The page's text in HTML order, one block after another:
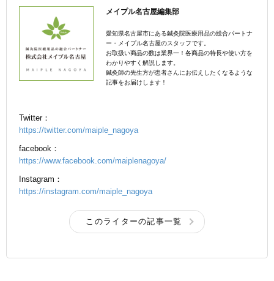
メイプル名古屋編集部
愛知県名古屋市にある鍼灸院医療用品の総合パートナ
ー・メイプル名古屋のスタッフです。
お取扱い商品の数は業界一！各商品の特長や使い方を
わかりやすく解説します。
鍼灸師の先生方が患者さんにお伝えしたくなるような
記事をお届けします！
Twitter：
https://twitter.com/maiple_nagoya
facebook：
https://www.facebook.com/maiplenagoya/
Instagram：
https://instagram.com/maiple_nagoya
このライターの記事一覧